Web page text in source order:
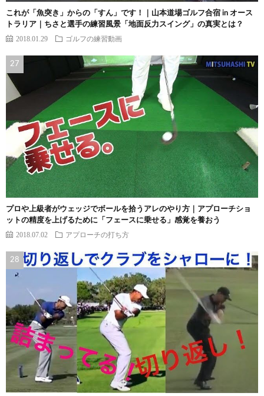
これが「魚突き」からの「すん」です！｜山本道場ゴルフ合宿 in オース
トラリア｜ちさと選手の練習風景「地面反力スイング」の真実とは？
2018.01.29 ゴルフの練習動画
プロや上級者がウェッジでボールを拾うアレのやり方｜アプローチショ
ットの精度を上げるために「フェースに乗せる」感覚を養おう
2018.07.02 アプローチの打ち方